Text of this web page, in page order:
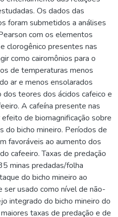
Os dados das
foram submetidos a análises
com os elementos
clorogênico presentes nas
como cairomônios para o
de temperaturas menos
ar e menos ensolarados
teores dos ácidos cafeico e
A cafeína presente nas
de biomagnificação sobre
do bicho mineiro. Períodos de
favoráveis ao aumento dos
cafeeiro. Taxas de predação
minas predadas/folha
do bicho mineiro ao
ser usado como nível de não-
integrado do bicho mineiro do
taxas de predação e de